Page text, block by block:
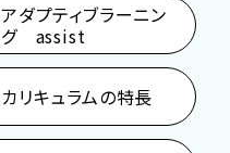
アダプティブラーニン
グ assist
カリキュラムの特長